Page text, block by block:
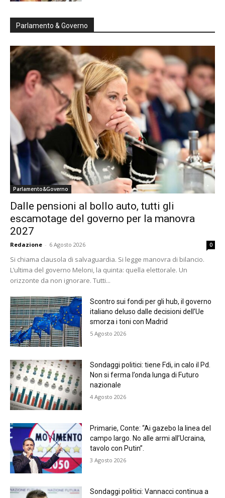
Parlamento & Governo
Parlamento&Governo
Dalle pensioni al bollo auto, tutti gli
escamotage del governo per la manovra
2027
Redazione - 6 Agosto 2026 0
Si chiama clausola di salvaguardia. Si legge manovra di bilancio.
L’ultima del governo Meloni, la quinta: quella elettorale. Un
orizzonte da non ignorare. Tutti...
Scontro sui fondi per gli hub, il governo
italiano deluso dalle decisioni dell’Ue
smorza i toni con Madrid
5 Agosto 2026
Sondaggi politici: tiene Fdi, in calo il Pd.
Non si ferma l’onda lunga di Futuro
nazionale
4 Agosto 2026
Primarie, Conte: “Ai gazebo la linea del
campo largo. No alle armi all’Ucraina,
tavolo con Putin”.
3 Agosto 2026
Sondaggi politici: Vannacci continua a